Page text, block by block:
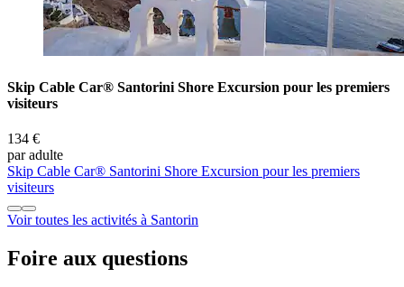
Skip Cable Car® Santorini Shore Excursion pour les premiers
visiteurs
134 €
par adulte
Skip Cable Car® Santorini Shore Excursion pour les premiers
visiteurs
Voir toutes les activités à Santorin
Foire aux questions